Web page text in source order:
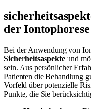
der Iontophorese
Bei der ​Anwendung von
Sicherheitsaspekte und
⁤sein. Aus persönlicher
Patienten die Behandlung
Vorfeld über‌ potenzielle
Punkte, die Sie